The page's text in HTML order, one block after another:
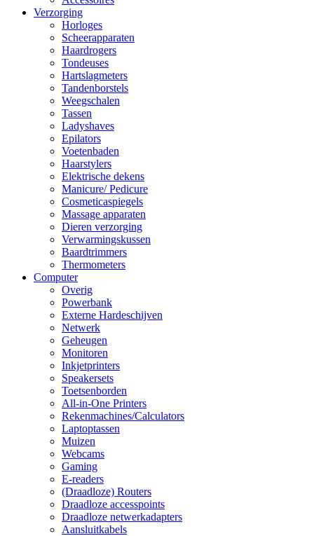
Verzorging
Horloges
Scheerapparaten
Haardrogers
Tondeuses
Hartslagmeters
Tandenborstels
Weegschalen
Tassen
Ladyshaves
Epilators
Voetenbaden
Haarstylers
Elektrische dekens
Manicure/ Pedicure
Cosmeticaspiegels
Massage apparaten
Dieren verzorging
Verwarmingskussen
Baardtrimmers
Thermometers
Computer
Overig
Powerbank
Externe Hardeschijven
Netwerk
Geheugen
Monitoren
Inkjetprinters
Speakersets
Toetsenborden
All-in-One Printers
Rekenmachines/Calculators
Laptoptassen
Muizen
Webcams
Gaming
E-readers
(Draadloze) Routers
Draadloze accesspoints
Draadloze netwerkadapters
Aansluitkabels